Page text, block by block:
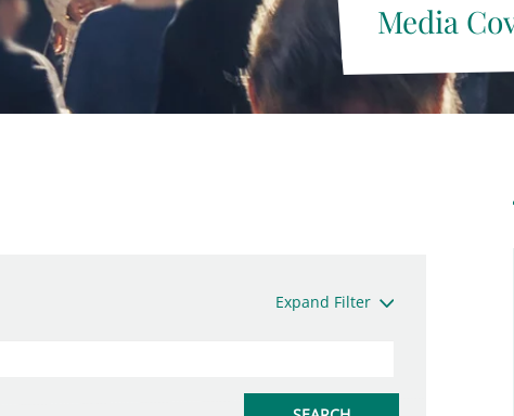
Media
Expand Filter